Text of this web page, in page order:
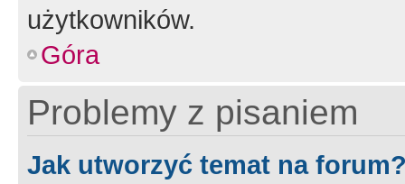
użytkowników.
Góra
Problemy z pisaniem
Jak utworzyć temat na